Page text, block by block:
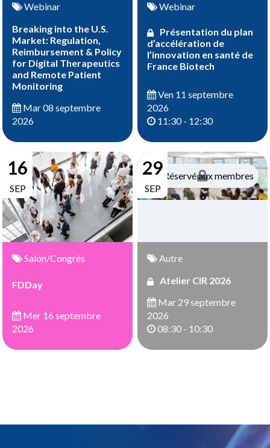
Webinar
Breaking into the U.S.
Market: Regulation,
Reimbursement & Policy
for Digital Therapeutics
and Remote Patient
Monitoring
Mar 08 septembre
2026
Webinar
Présentation du plan
d’accélération de
l’innovation en santé de
France Biotech
Ven 11 septembre
2026
11:30 - 12:30
16
SEP
Salon/Congrès
FDDay
Mer 16 septembre
2026
29
SEP
Réservé aux membres
Autre
Atelier CIR 2026
Mar 29 septembre
2026
08:30 - 10:30